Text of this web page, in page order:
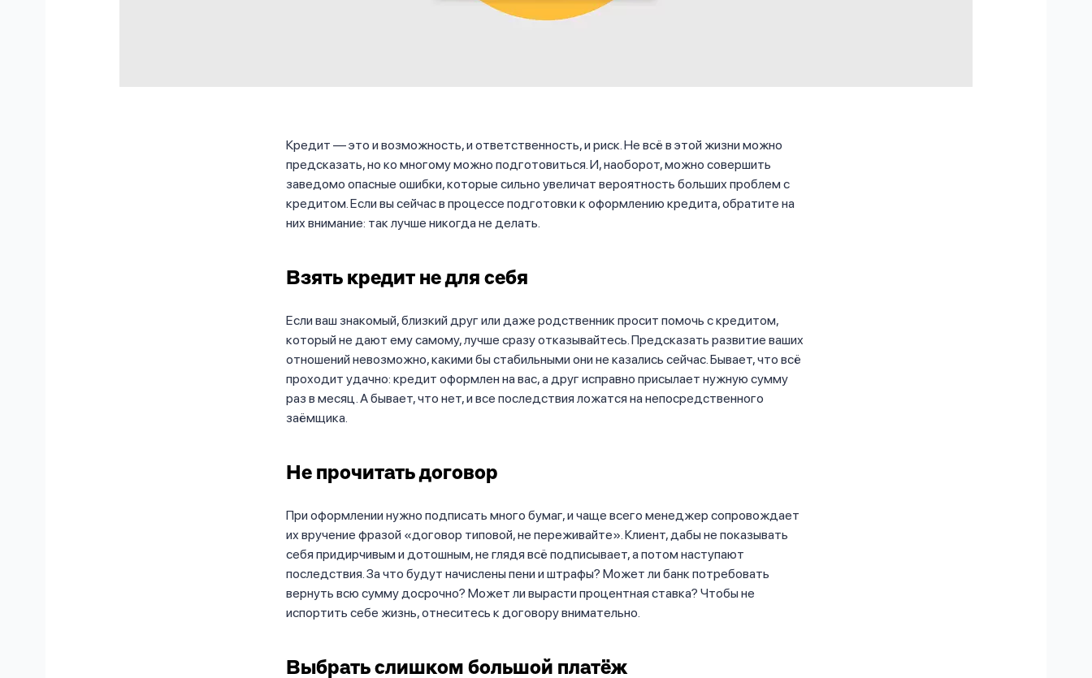
Кредит — это и возможность, и ответственность, и риск. Не всё в этой жизни можно
предсказать, но ко многому можно подготовиться. И, наоборот, можно совершить
заведомо опасные ошибки, которые сильно увеличат вероятность больших проблем с
кредитом. Если вы сейчас в процессе подготовки к оформлению кредита, обратите на
них внимание: так лучше никогда не делать.
Взять кредит не для себя
Если ваш знакомый, близкий друг или даже родственник просит помочь с кредитом,
который не дают ему самому, лучше сразу отказывайтесь. Предсказать развитие ваших
отношений невозможно, какими бы стабильными они не казались сейчас. Бывает, что всё
проходит удачно: кредит оформлен на вас, а друг исправно присылает нужную сумму
раз в месяц. А бывает, что нет, и все последствия ложатся на непосредственного
заёмщика.
Не прочитать договор
При оформлении нужно подписать много бумаг, и чаще всего менеджер сопровождает
их вручение фразой «договор типовой, не переживайте». Клиент, дабы не показывать
себя придирчивым и дотошным, не глядя всё подписывает, а потом наступают
последствия. За что будут начислены пени и штрафы? Может ли банк потребовать
вернуть всю сумму досрочно? Может ли вырасти процентная ставка? Чтобы не
испортить себе жизнь, отнеситесь к договору внимательно.
Выбрать слишком большой платёж